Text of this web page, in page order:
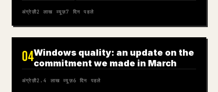
अंग्रेज़ी2 लाख व्यूज़7 दिन पहले
04Windows quality: an update on the
commitment we made in March
अंग्रेज़ी2.4 लाख व्यूज़6 दिन पहले